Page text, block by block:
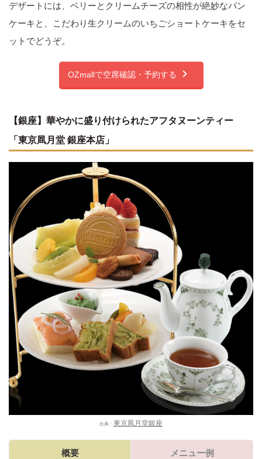
デザートには、ベリーとクリームチーズの相性が絶妙なパン
ケーキと、こだわり生クリームのいちごショートケーキをセ
ットでどうぞ。
OZmallで空席確認・予約する
【銀座】華やかに盛り付けられたアフタヌーンティー
「東京凮月堂 銀座本店」
出典： 東京凮月堂銀座
概要 メニュー例